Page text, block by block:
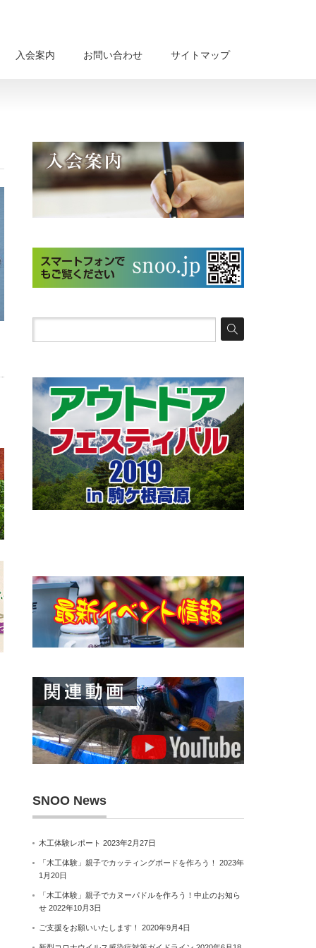
入会案内 お問い合わせ サイトマップ
SNOO News
木工体験レポート 2023年2月27日
「木工体験」親子でカッティングボードを作ろう！
2023年
1月20日
「木工体験」親子でカヌーパドルを作ろう！中止のお知ら
せ 2022年10月3日
ご支援をお願いいたします！ 2020年9月4日